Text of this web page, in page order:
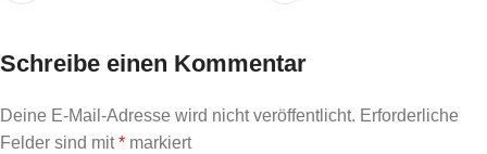
Schreibe einen Kommentar
Deine E-Mail-Adresse wird nicht veröffentlicht. Erforderliche
Felder sind mit* markiert